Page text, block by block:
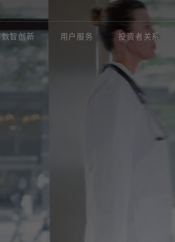
数智创新 用户服务 投资者关系